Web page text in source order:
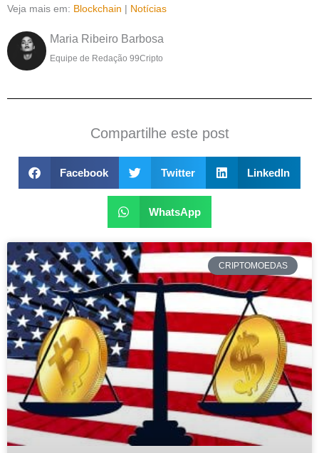
Veja mais em: Blockchain Notícias
Maria Ribeiro Barbosa
Equipe de Redação 99Cripto
Compartilhe este post
Facebook Twitter LinkedIn
WhatsApp
CRIPTOMOEDAS